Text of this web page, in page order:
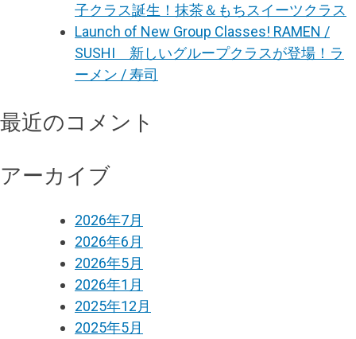
子クラス誕生！抹茶＆もちスイーツクラス
Launch of New Group Classes! RAMEN /
SUSHI 新しいグループクラスが登場！ラ
ーメン / 寿司
最近のコメント
アーカイブ
2026年7月
2026年6月
2026年5月
2026年1月
2025年12月
2025年5月